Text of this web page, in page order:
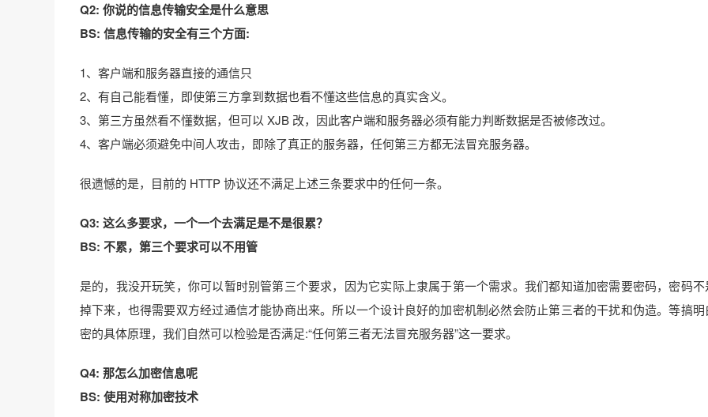
Q2: 你说的信息传输安全是什么意思
BS: 信息传输的安全有三个方面:
1、客户端和服务器直接的通信只
2、有自己能看懂，即使第三方拿到数据也看不懂这些信息的真实含义。
3、第三方虽然看不懂数据，但可以 XJB 改，因此客户端和服务器必须有能力判断数据是否被修改过。
4、客户端必须避免中间人攻击，即除了真正的服务器，任何第三方都无法冒充服务器。
很遗憾的是，目前的 HTTP 协议还不满足上述三条要求中的任何一条。
Q3: 这么多要求，一个一个去满足是不是很累？
BS: 不累，第三个要求可以不用管
是的，我没开玩笑，你可以暂时别管第三个要求，因为它实际上隶属于第一个需求。我们都知道加密需要密码，密码
掉下来，也得需要双方经过通信才能协商出来。所以一个设计良好的加密机制必然会防止第三者的干扰和伪造。等搞
密的具体原理，我们自然可以检验是否满足:“任何第三者无法冒充服务器”这一要求。
Q4: 那怎么加密信息呢
BS: 使用对称加密技术